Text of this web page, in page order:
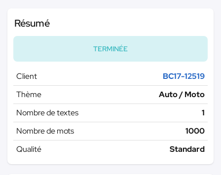
Résumé
TERMINÉE
Client
BC17-12519
Thème
Auto / Moto
Nombre de textes
1
Nombre de mots
1000
Qualité
Standard